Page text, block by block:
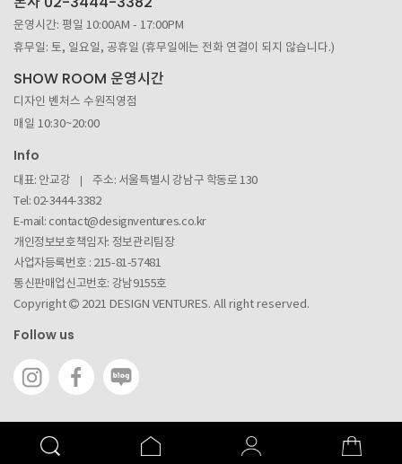
운영시간: 평일 10:00AM - 17:00PM
휴무일: 토, 일요일, 공휴일 (휴무일에는 전화 연결이 되지 않습니다.)
SHOW ROOM 운영시간
디자인 벤처스 수원직영점
매일 10:30~20:00
Info
대표: 안교강
주소: 서울특별시 강남구 학동로 130
Tel: 02-3444-3382
E-mail: contact@designventures.co.kr
개인정보보호책임자: 정보관리팀장
사업자등록번호 : 215-81-57481
통신판매업신고번호: 강남9155호
Copyright
2021 DESIGN VENTURES. All right reserved.
Follow us